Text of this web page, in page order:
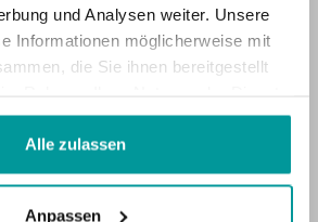
und Analysen weiter. Unsere
Informationen möglicherweise mit
die Sie ihnen bereitgestellt
Alle zulassen
Anpassen
Service
Familie